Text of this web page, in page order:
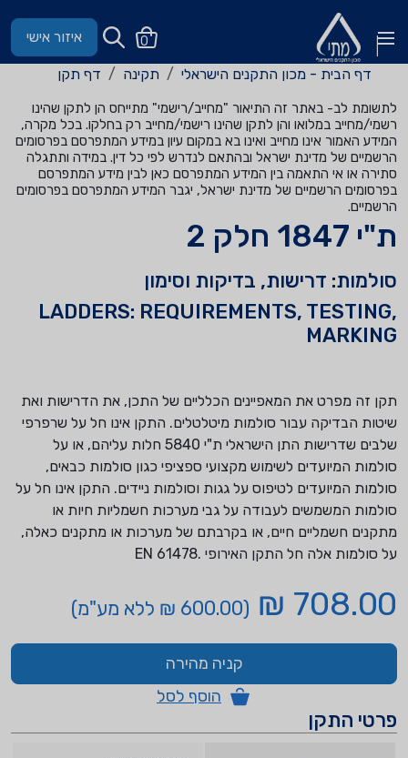
0 איזור אישי
דף הבית - מכון התקנים הישראלי תקינה דף תקן
לתשומת לב- באתר זה התיאור "מחייב/רישמי" מתייחס הן לתקן שהינו
רשמי/מחייב במלואו והן לתקן שהינו רישמי/מחייב רק בחלקו. בכל מקרה,
המידע האמור אינו מחייב ואינו בא במקום עיון במידע המתפרסם בפרסומים
הרשמיים של מדינת ישראל ובהתאם לנדרש לפי כל דין. במידה ותתגלה
סתירה או אי התאמה בין המידע המתפרסם כאן לבין מידע המתפרסם
בפרסומים הרשמיים של מדינת ישראל, יגבר המידע המתפרסם בפרסומים
הרשמיים.
ת"י 1847 חלק 2
סולמות: דרישות, בדיקות וסימון
LADDERS: REQUIREMENTS, TESTING,
MARKING
תקן זה מפרט את המאפיינים הכלליים של התכן, את הדרישות ואת
שיטות הבדיקה עבור סולמות מיטלטלים. התקן אינו חל על שרפרפי
שלבים שדרישות התן הישראלי ת"י 5840 חלות עליהם, או על
סולמות המיועדים לשימוש מקצועי ספציפי כגון סולמות כבאים,
סולמות המיועדים לטיפוס על גגות וסולמות ניידים. התקן אינו חל על
סולמות המשמשים לעבודה על גבי מערכות חשמליות חיות או
מתקנים חשמליים חיים, או בקרבתם של מערכות או מתקנים כאלה,
על סולמות אלה חל התקן האירופי .61478 EN
708.00 ₪ (600.00 ₪ ללא מע"מ)
קניה מהירה
הוסף לסל
פרטי התקן